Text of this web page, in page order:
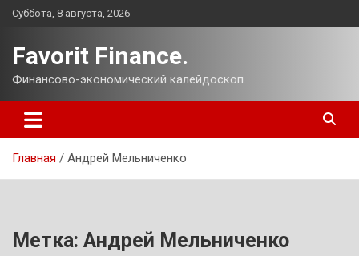
Перейти
Суббота, 8 августа, 2026
Favorit Finance.
Финансово-экономический калейдоскоп.
Главная Андрей Мельниченко
Метка: Андрей Мельниченко